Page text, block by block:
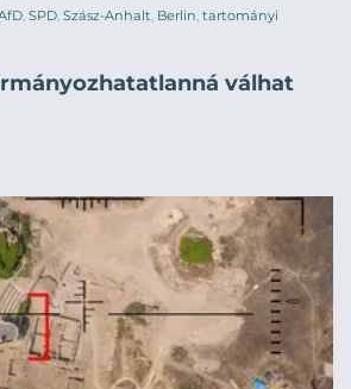
SPD Szász-Anhalt Berlin tartományi
válhat